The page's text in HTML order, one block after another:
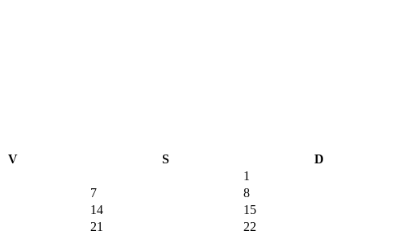
V S
D
1
7
8
14
15
21
22